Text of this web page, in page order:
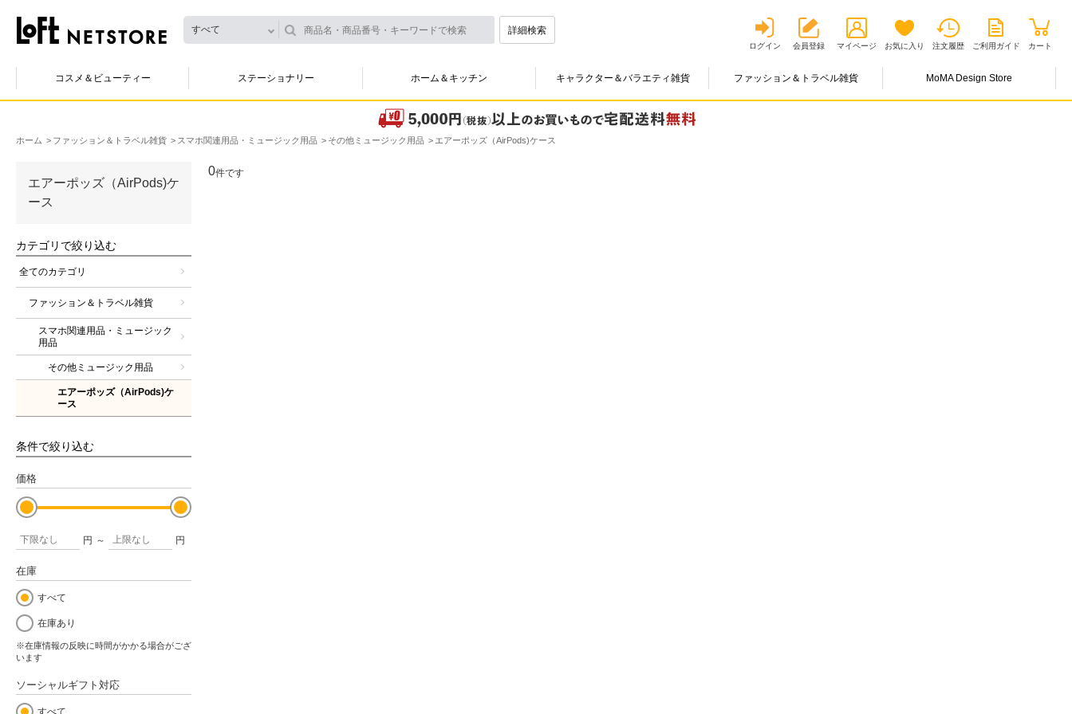
すべて 詳細検索
ログイン 会員登録 マイページ お気に入り 注文履歴 ご利用ガイド カート
コスメ＆ビューティー ステーショナリー ホーム＆キッチン キャラクター＆バラエティ雑貨 ファッション＆トラベル雑貨 MoMA Design Store
ホーム ファッション＆トラベル雑貨 スマホ関連用品・ミュージック用品 その他ミュージック用品 エアーポッズ（AirPods)ケース
エアーポッズ（AirPods)ケ
ース
カテゴリで絞り込む
全てのカテゴリ
ファッション＆トラベル雑貨
スマホ関連用品・ミュージック
用品
その他ミュージック用品
エアーポッズ（AirPods)ケ
ース
条件で絞り込む
価格
円 ～ 円
在庫
すべて
在庫あり
※在庫情報の反映に時間がかかる場合がござ
います
ソーシャルギフト対応
すべて
0件です